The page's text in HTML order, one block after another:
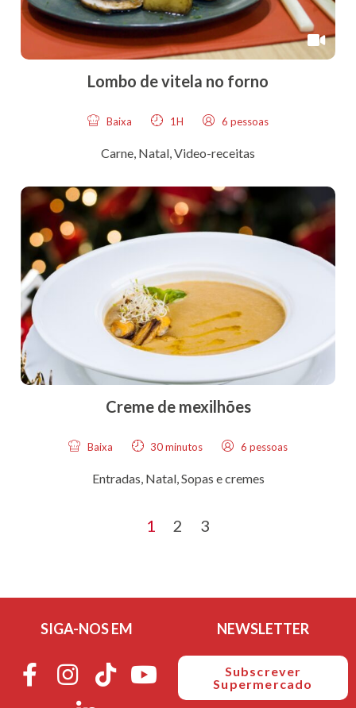
Lombo de vitela no forno
Baixa 1H 6 pessoas
Carne Natal Video-receitas
Creme de mexilhões
Baixa 30 minutos 6 pessoas
Entradas Natal, Sopas e cremes
1 2 3
SIGA-NOS EM NEWSLETTER
Subscrever
Supermercado